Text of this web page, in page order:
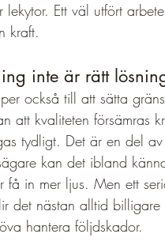
lekytor. Ett väl utfört
kraft.
inte är rätt
också till att sätta
att kvaliteten försämras
tydligt. Det är en del av
kan det ibland
få in mer ljus. Men ett
det nästan alltid
hantera följdskador.